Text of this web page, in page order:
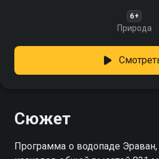
6+
Природа
Сюжет
Программа о водопаде